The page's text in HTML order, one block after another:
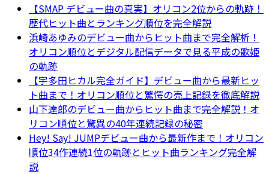
【SMAP デビュー曲の真実】オリコン2位からの軌跡！
歴代ヒット曲とランキング順位を完全解説
浜崎あゆみのデビュー曲からヒット曲まで完全解析！
オリコン順位とデジタル配信データで見る平成の歌姫
の軌跡
【宇多田ヒカル完全ガイド】デビュー曲から最新ヒッ
ト曲まで！オリコン順位と驚愕の売上記録を徹底解説
山下達郎のデビュー曲からヒット曲まで完全解説！オ
リコン順位と驚異の40年連続記録の秘密
Hey! Say! JUMPデビュー曲から最新作まで！オリコン
順位34作連続1位の軌跡とヒット曲ランキング完全解
説